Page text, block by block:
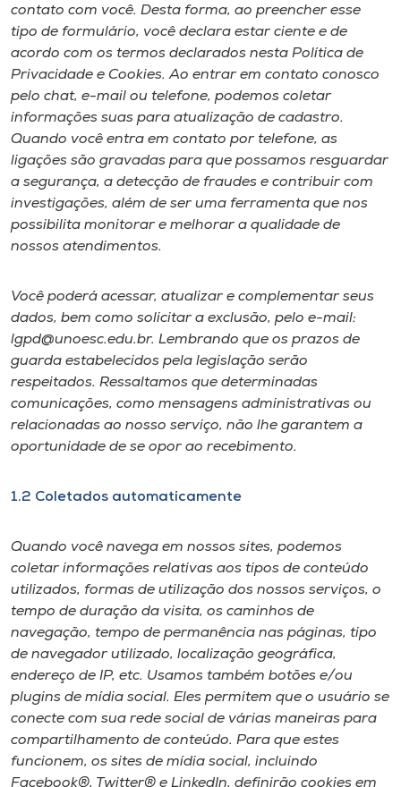
contato com você. Desta forma, ao preencher esse
tipo de formulário, você declara estar ciente e de
acordo com os termos declarados nesta Política de
Privacidade e Cookies. Ao entrar em contato conosco
pelo chat, e-mail ou telefone, podemos coletar
informações suas para atualização de cadastro.
Quando você entra em contato por telefone, as
ligações são gravadas para que possamos resguardar
a segurança, a detecção de fraudes e contribuir com
investigações, além de ser uma ferramenta que nos
possibilita monitorar e melhorar a qualidade de
nossos atendimentos.
Você poderá acessar, atualizar e complementar seus
dados, bem como solicitar a exclusão, pelo e-mail:
lgpd@unoesc.edu.br. Lembrando que os prazos de
guarda estabelecidos pela legislação serão
respeitados. Ressaltamos que determinadas
comunicações, como mensagens administrativas ou
relacionadas ao nosso serviço, não lhe garantem a
oportunidade de se opor ao recebimento.
1.2 Coletados automaticamente
Quando você navega em nossos sites, podemos
coletar informações relativas aos tipos de conteúdo
utilizados, formas de utilização dos nossos serviços, o
tempo de duração da visita, os caminhos de
navegação, tempo de permanência nas páginas, tipo
de navegador utilizado, localização geográfica,
endereço de IP, etc. Usamos também botões e/ou
plugins de mídia social. Eles permitem que o usuário se
conecte com sua rede social de várias maneiras para
compartilhamento de conteúdo. Para que estes
funcionem, os sites de mídia social, incluindo
Facebook®, Twitter® e LinkedIn, definirão cookies em